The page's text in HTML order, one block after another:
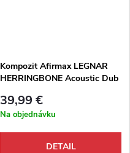
Kompozit Afirmax LEGNAR
HERRINGBONE Acoustic Dub
39,99 €
Na objednávku
DETAIL